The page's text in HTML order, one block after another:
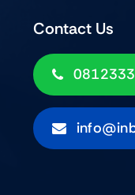
Contact Us